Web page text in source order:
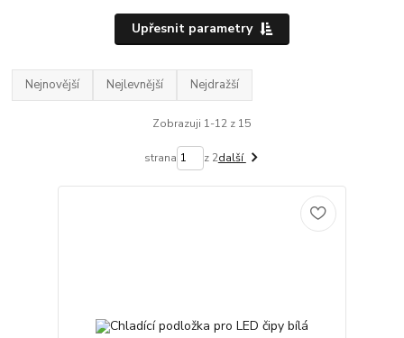
Upřesnit parametry
Nejnovější Nejlevnější Nejdražší
Zobrazuji 1-12 z 15
strana z 2další